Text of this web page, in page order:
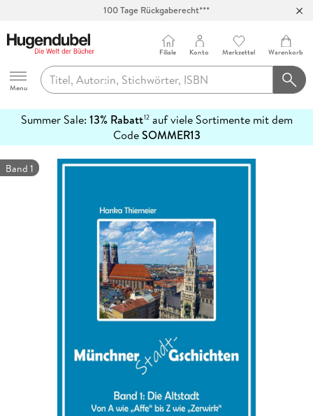
100 Tage Rückgaberecht***
Hugendubel
Menu
Filiale Konto Merkzettel Warenkorb
Summer Sale: 13% Rabatt12auf viele Sortimente mit dem
CodeSOMMER13
erfahren
Band 1